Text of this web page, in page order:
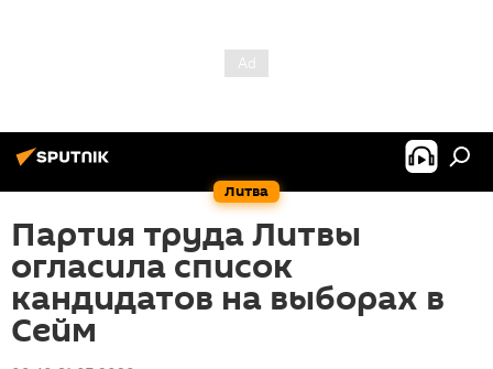
Литва
Партия труда Литвы
огласила список
кандидатов на выборах в
Сейм